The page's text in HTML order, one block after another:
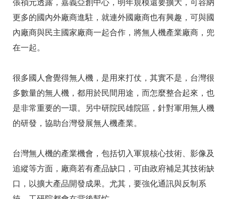
張禎元透露，嘉義亞創中心，明年規模還要擴大，可容納
更多的國內外廠商進駐，就連外國廠商也有興趣，可與國
內廠商與民主國家廠商一起合作，將無人機產業廠商，兜
在一起。
很多國人會覺得無人機，是用來打仗，其實不是，台灣很
多數量的無人機，都用於民間用途，而怎麼整合起來，也
是非常重要的一環。另中研院民雄院區，針對軍用無人機
的研發，協助台灣發展無人機產業。
台灣無人機的產業機會，包括切入軍規核心技術、影像及
追縱等方面，廠商若有產品缺口，可由政府補足其技術缺
口，以擴大產品開發成果。尤其，要強化通訊與反制系